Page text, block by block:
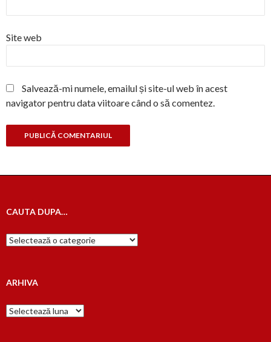
Site web
Salvează-mi numele, emailul și site-ul web în acest
navigator pentru data viitoare când o să comentez.
CAUTA DUPA…
Cauta
dupa…
ARHIVA
Arhiva